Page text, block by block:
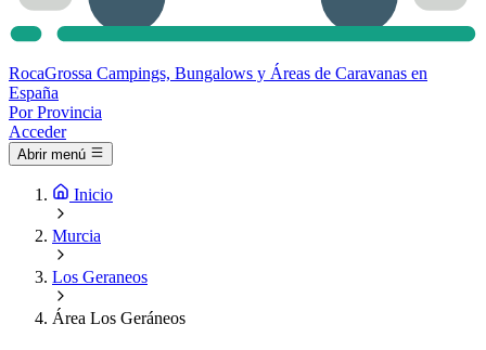
RocaGrossa Campings, Bungalows y Áreas de Caravanas en
España
Por Provincia
Acceder
Abrir menú
Inicio
Murcia
Los Geraneos
Área Los Geráneos